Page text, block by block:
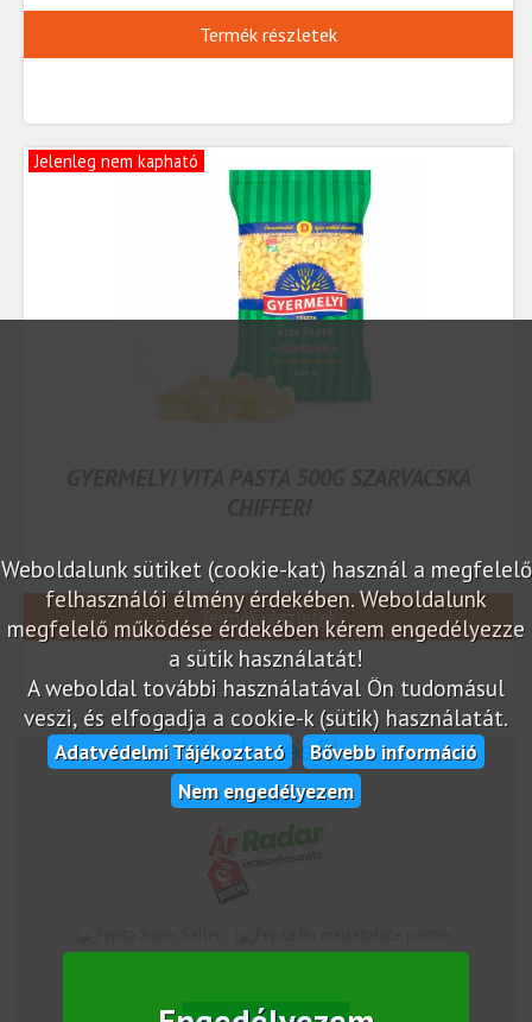
Termék részletek
Jelenleg nem kapható
Termék részletek
Weboldalunk sütiket (cookie-kat) használ a megfelelő
felhasználói élmény érdekében. Weboldalunk
megfelelő működése érdekében kérem engedélyezze
a sütik használatát!
A weboldal további használatával Ön tudomásul
veszi, és elfogadja a cookie-k (sütik) használatát.
Adatvédelmi Tájékoztató
Bővebb információ
Nem engedélyezem
Árukereső.hu